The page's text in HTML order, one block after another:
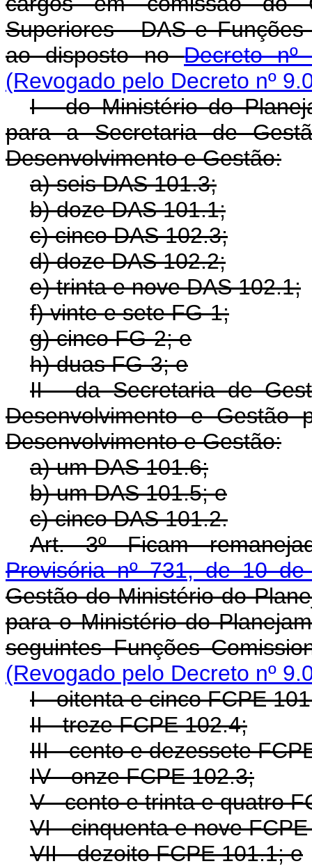
Superiores - DAS e
ao disposto noDecreto
(Revogado pelo Decreto nº
I - do Ministério do
para a Secretaria de
Desenvolvimento e Gestão:
a) seis DAS 101.3;
b) doze DAS 101.1;
c) cinco DAS 102.3;
d) doze DAS 102.2;
e) trinta e nove DAS 102.1;
f) vinte e sete FG-1;
g) cinco FG-2; e
h) duas FG-3; e
II - da Secretaria de
Desenvolvimento e Gestão
Desenvolvimento e Gestão:
a) um DAS 101.6;
b) um DAS 101.5; e
c) cinco DAS 101.2.
Art. 3º Ficam
Provisória nº 731, de 10
Gestão do Ministério do
para o Ministério do
seguintes Funções
(Revogado pelo Decreto nº
I - oitenta e cinco FCPE
II - treze FCPE 102.4;
III - cento e dezessete
IV - onze FCPE 102.3;
V - cento e trinta e quatro
VI - cinquenta e nove
VII - dezoito FCPE 101.1; e